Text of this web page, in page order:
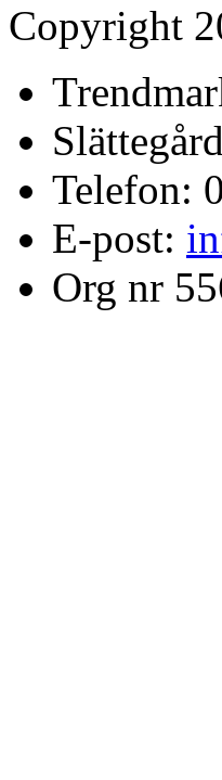
Copyright
Telefon:
E-post:
Org nr